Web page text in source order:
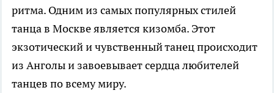
ритма. Одним из самых популярных стилей
танца в Москве является кизомба. Этот
экзотический и чувственный танец происходит
из Анголы и завоевывает сердца любителей
танцев по всему миру.